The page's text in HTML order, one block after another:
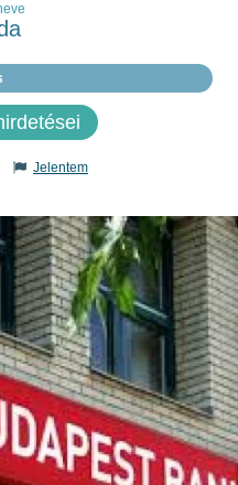
Jelentem